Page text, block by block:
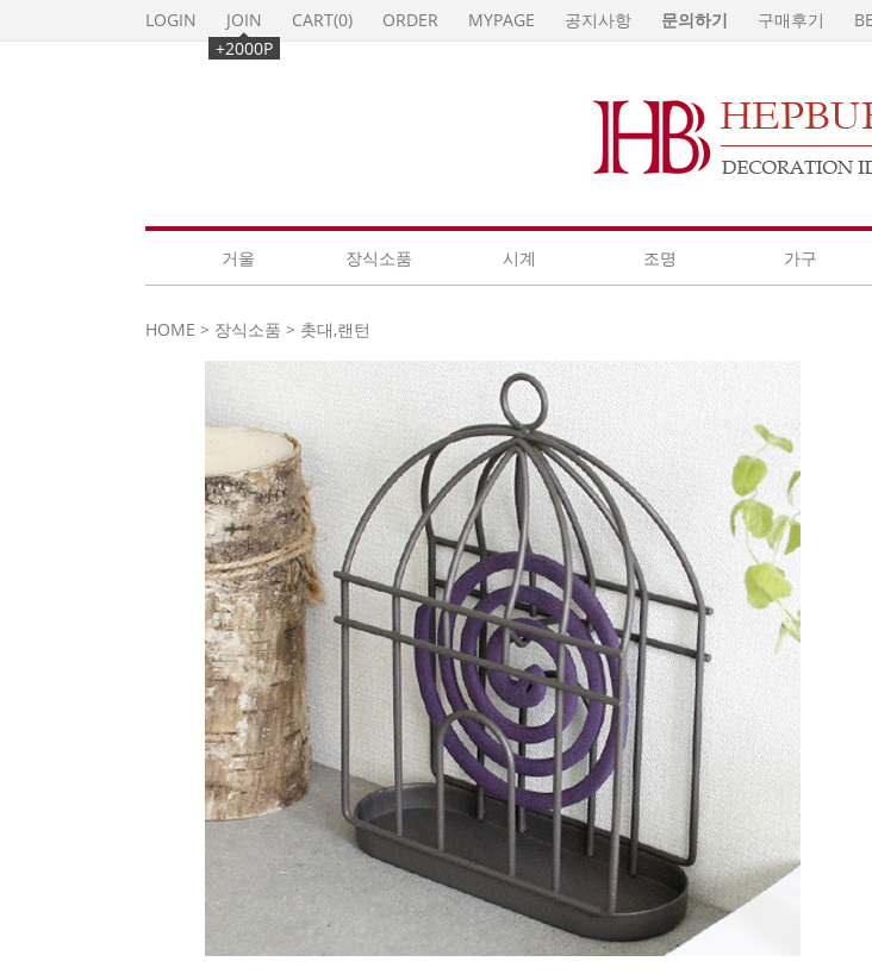
LOGIN
JOIN
+2000P
CART(0) ORDER MYPAGE 공지사항 문의하기 구매후기
거울 장식소품 시계 조명 가구
HOME > 장식소품 > 촛대,랜턴